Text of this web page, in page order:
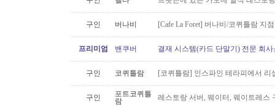
구인 버나비 [Cafe La Foret] 버나비/코퀴틀람 지
프리미엄 밴쿠버 결재 시스템(카드 단말기) 전문 회
구인 코퀴틀람 [코퀴틀람] 인스파인 테라피에서 리
구인
포트코퀴틀
람
레스토랑 서버, 웨이터, 웨이트레스